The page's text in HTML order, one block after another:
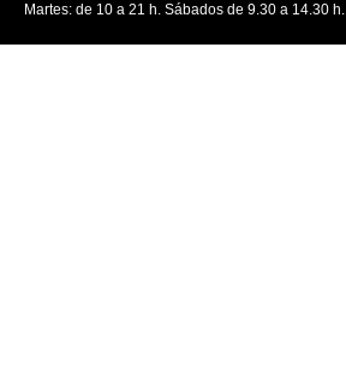
Martes: de 10 a 21 h. Sábados de 9.30 a 14.30 h.